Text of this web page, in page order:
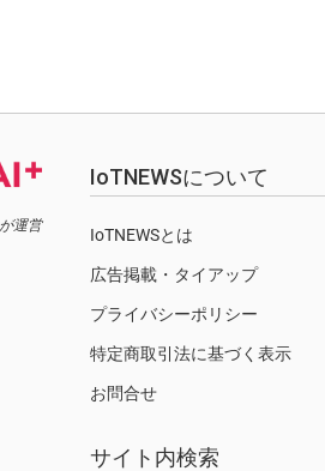
が運営
IoTNEWSについて
IoTNEWSとは
広告掲載・タイアップ
プライバシーポリシー
特定商取引法に基づく表示
お問合せ
サイト内検索